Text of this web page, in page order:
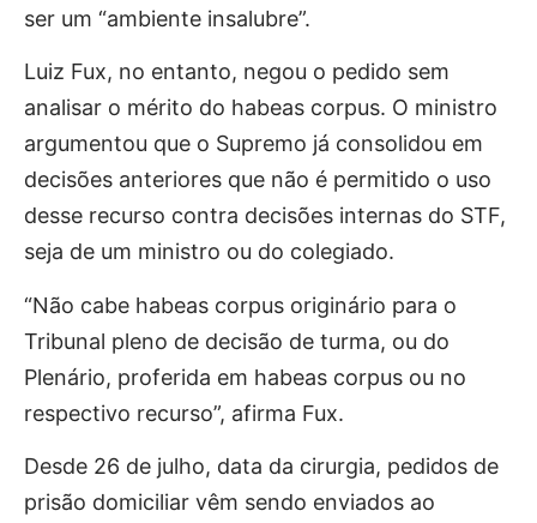
ser um “ambiente insalubre”.
Luiz Fux, no entanto, negou o pedido sem
analisar o mérito do habeas corpus. O ministro
argumentou que o Supremo já consolidou em
decisões anteriores que não é permitido o uso
desse recurso contra decisões internas do STF,
seja de um ministro ou do colegiado.
“Não cabe habeas corpus originário para o
Tribunal pleno de decisão de turma, ou do
Plenário, proferida em habeas corpus ou no
respectivo recurso”, afirma Fux.
Desde 26 de julho, data da cirurgia, pedidos de
prisão domiciliar vêm sendo enviados ao